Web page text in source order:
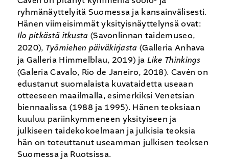
ryhmänäyttelyitä Suomessa ja kansainvälisesti.
Hänen viimeisimmät yksityisnäyttelynsä ovat:
Ilo pitkästä itkusta (Savonlinnan taidemuseo,
2020), Työmiehen päiväkirjasta (Galleria Anhava
ja Galleria Himmelblau, 2019) ja Like Thinkings
(Galeria Cavalo, Rio de Janeiro, 2018). Cavén on
edustanut suomalaista kuvataidetta useaan
otteeseen maailmalla, esimerkiksi Venetsian
biennaalissa (1988 ja 1995). Hänen teoksiaan
kuuluu pariinkymmeneen yksityiseen ja
julkiseen taidekokoelmaan ja julkisia teoksia
hän on toteuttanut useamman julkisen teoksen
Suomessa ja Ruotsissa.